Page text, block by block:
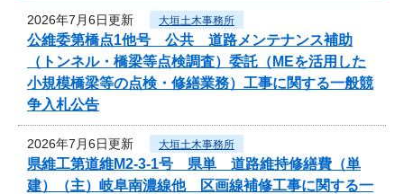
2026年7月6日更新 大垣土木事務所
公維委第橋点1他号 公共 道路メンテナンス補助
（トンネル・橋梁等点検調査）委託（MEを活用した
小規模橋梁等の点検・修繕業務）工事に関する一般競
争入札公告
2026年7月6日更新 大垣土木事務所
県維工第道維M2-3-1号 県単 道路維持修繕費（単
建）（主）岐阜南濃線他 区画線補修工事に関する一